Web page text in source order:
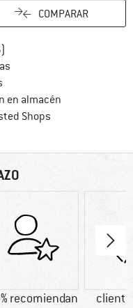
COMPARAR
en almacén
Shops
recomiendan